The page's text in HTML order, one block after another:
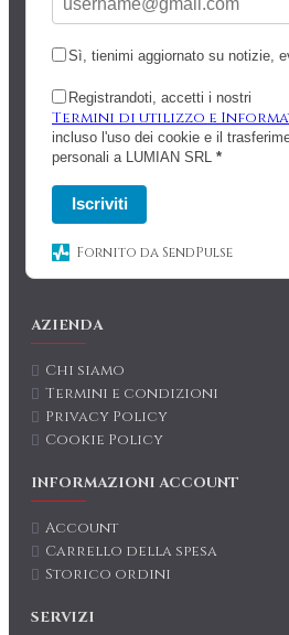
Sì, tienimi aggiornato su notizie,
Registrandoti, accetti i nostri
Termini di utilizzo e
incluso l'uso dei cookie e il
personali a LUMIAN SRL *
Iscriviti
Fornito da SendPulse
AZIENDA
Chi siamo
Termini e condizioni
Privacy Policy
Cookie Policy
INFORMAZIONI ACCOUNT
Account
Carrello della spesa
Storico ordini
SERVIZI